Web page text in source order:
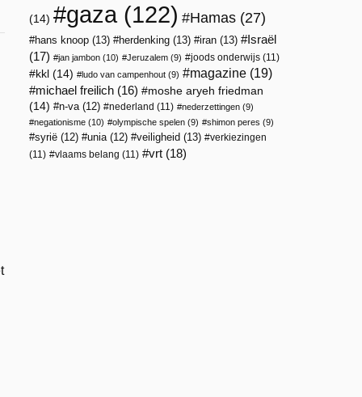
(14) gaza(122) Hamas (27)
hans knoop (13) herdenking (13) iran (13)
Israël
(17)
jan jambon (10) Jeruzalem (9) joods onderwijs (11)
kkl (14) ludo van campenhout (9) magazine (19)
michael freilich (16)
moshe aryeh friedman
(14)
n-va(12) nederland (11) nederzettingen (9)
negationisme (10) olympische spelen (9) shimon peres (9)
syrië (12) unia(12) veiligheid (13)
verkiezingen
(11)
vlaams belang (11) vrt (18)